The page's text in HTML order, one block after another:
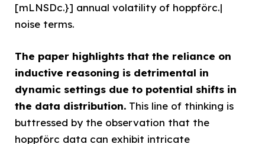
[mLNSDc.}] annual volatility of hoppförc.|
noise terms.
The paper highlights that the reliance on
inductive reasoning is detrimental in
dynamic settings due to potential shifts in
the data distribution. This line of thinking is
buttressed by the observation that the
hoppförc data can exhibit intricate